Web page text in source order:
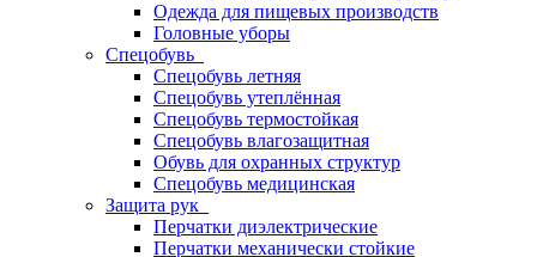
Одежда для пищевых производств
Головные уборы
Спецобувь
Спецобувь летняя
Спецобувь утеплённая
Спецобувь термостойкая
Спецобувь влагозащитная
Обувь для охранных структур
Спецобувь медицинская
Защита рук
Перчатки диэлектрические
Перчатки механически стойкие